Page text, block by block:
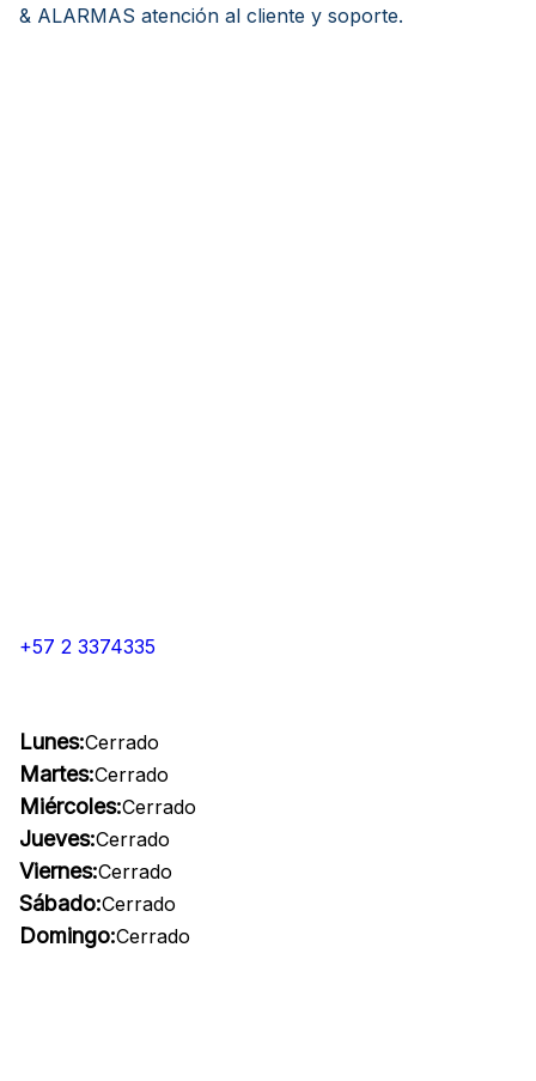
& ALARMAS atención al cliente y soporte.
+57 2 3374335
Lunes:Cerrado
Martes:Cerrado
Miércoles:Cerrado
Jueves:Cerrado
Viernes:Cerrado
Sábado:Cerrado
Domingo:Cerrado